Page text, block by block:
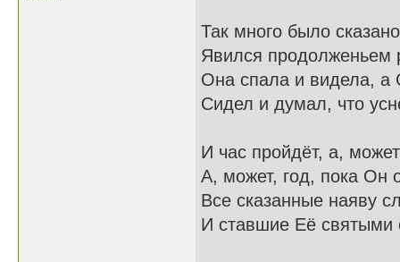
Так много было
Явился продолженьем
Она спала и видела, а
Сидел и думал, что
И час пройдёт, а,
А, может, год, пока Он
Все сказанные наяву
И ставшие Её святыми